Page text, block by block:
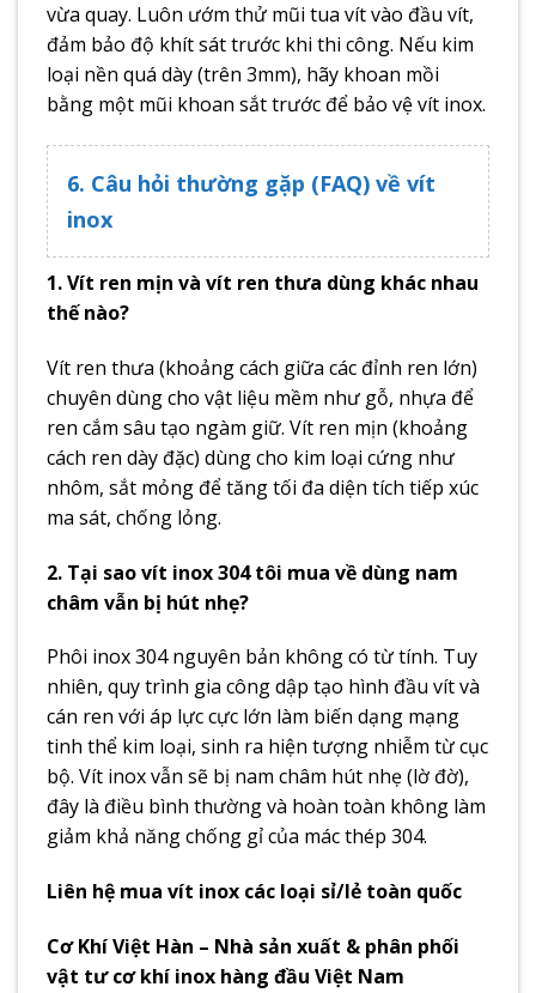
vừa quay. Luôn ướm thử mũi tua vít vào đầu vít,
đảm bảo độ khít sát trước khi thi công. Nếu kim
loại nền quá dày (trên 3mm), hãy khoan mồi
bằng một mũi khoan sắt trước để bảo vệ vít inox.
6. Câu hỏi thường gặp (FAQ) về vít
inox
1. Vít ren mịn và vít ren thưa dùng khác nhau
thế nào?
Vít ren thưa (khoảng cách giữa các đỉnh ren lớn)
chuyên dùng cho vật liệu mềm như gỗ, nhựa để
ren cắm sâu tạo ngàm giữ. Vít ren mịn (khoảng
cách ren dày đặc) dùng cho kim loại cứng như
nhôm, sắt mỏng để tăng tối đa diện tích tiếp xúc
ma sát, chống lỏng.
2. Tại sao vít inox 304 tôi mua về dùng nam
châm vẫn bị hút nhẹ?
Phôi inox 304 nguyên bản không có từ tính. Tuy
nhiên, quy trình gia công dập tạo hình đầu vít và
cán ren với áp lực cực lớn làm biến dạng mạng
tinh thể kim loại, sinh ra hiện tượng nhiễm từ cục
bộ. Vít inox vẫn sẽ bị nam châm hút nhẹ (lờ đờ),
đây là điều bình thường và hoàn toàn không làm
giảm khả năng chống gỉ của mác thép 304.
Liên hệ mua vít inox các loại sỉ/lẻ toàn quốc
Cơ Khí Việt Hàn – Nhà sản xuất & phân phối
vật tư cơ khí inox hàng đầu Việt Nam